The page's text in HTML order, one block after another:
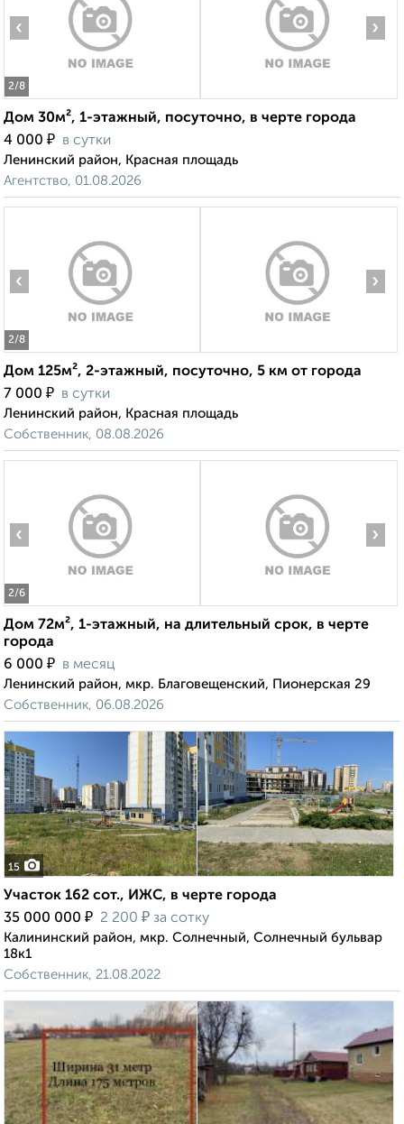
2/8
‹ ›
Дом 30м², 1-этажный, посуточно, в черте города
4 000 ₽ в сутки
Ленинский район, Красная площадь
Агентство, 01.08.2026
2/8
‹ ›
Дом 125м², 2-этажный, посуточно, 5 км от города
7 000 ₽ в сутки
Ленинский район, Красная площадь
Собственник, 08.08.2026
2/6
‹ ›
Дом 72м², 1-этажный, на длительный срок, в черте
города
6 000 ₽ в месяц
Ленинский район, мкр. Благовещенский, Пионерская 29
Собственник, 06.08.2026
15
Участок 162 сот., ИЖС, в черте города
35 000 000 ₽ 2 200 ₽ за сотку
Калининский район, мкр. Солнечный, Солнечный бульвар
18к1
Собственник, 21.08.2022